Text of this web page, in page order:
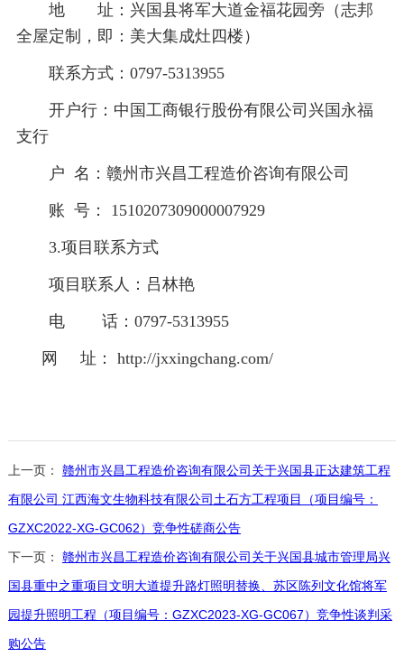
地 址：兴国县将军大道金福花园旁（志邦
全屋定制，即： 美大集成灶四楼）
联系方式： 0797-5313955
开户行：中国工商银行股份有限公司兴国永福
支行
户 名：赣州市兴昌工程造价咨询有限公司
账 号： 1510207309000007929
3.项目联系方式
项目联系人： 吕林艳
电 话： 0797-5313955
网 址： http://jxxingchang.com/
上一页： 赣州市兴昌工程造价咨询有限公司关于兴国县正达建筑工程
有限公司 江西海文生物科技有限公司土石方工程项目（项目编号：
GZXC2022-XG-GC062）竞争性磋商公告
下一页： 赣州市兴昌工程造价咨询有限公司关于兴国县城市管理局兴
国县重中之重项目文明大道提升路灯照明替换、苏区陈列文化馆将军
园提升照明工程（项目编号：GZXC2023-XG-GC067）竞争性谈判采
购公告